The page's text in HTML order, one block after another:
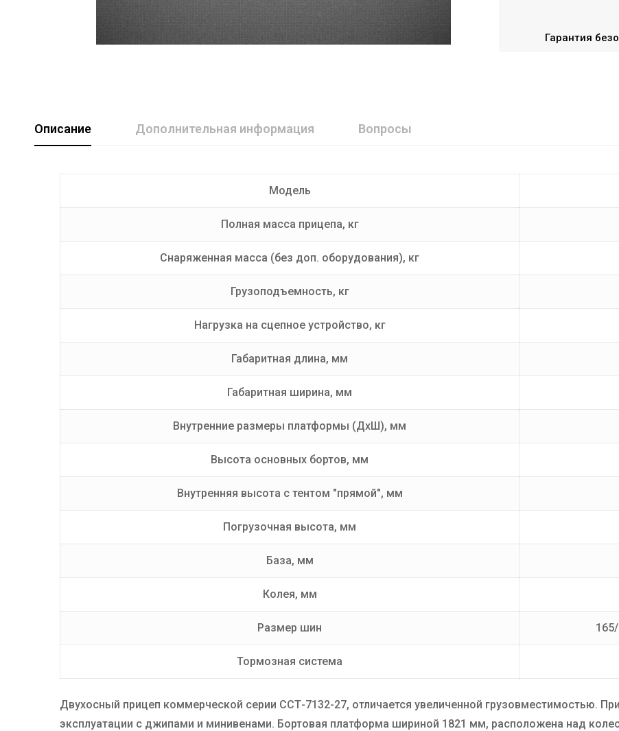
Гарантия
Описание Дополнительная информация Вопросы
Модель
Полная масса прицепа, кг
Снаряженная масса (без доп. оборудования), кг
Грузоподъемность, кг
Нагрузка на сцепное устройство, кг
Габаритная длина, мм
Габаритная ширина, мм
Внутренние размеры платформы (ДхШ), мм
Высота основных бортов, мм
Внутренняя высота с тентом "прямой", мм
Погрузочная высота, мм
База, мм
Колея, мм
Размер шин
Тормозная система
Двухосный прицеп коммерческой серии ССТ-7132-27, отличается увеличенной грузовместимостью.
эксплуатации с джипами и минивенами. Бортовая платформа шириной 1821 мм, расположена над
Грузоподъемность (кг)
Ширина кузова (мм)